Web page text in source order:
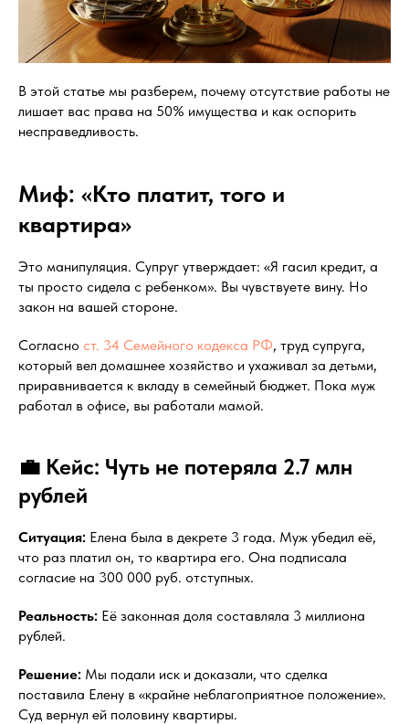
В этой статье мы разберем, почему отсутствие работы не
лишает вас права на 50% имущества и как оспорить
несправедливость.
Миф: «Кто платит, того и
квартира»
Это манипуляция. Супруг утверждает: «Я гасил кредит, а
ты просто сидела с ребенком». Вы чувствуете вину. Но
закон на вашей стороне.
Согласно ст. 34 Семейного кодекса РФ, труд супруга,
который вел домашнее хозяйство и ухаживал за детьми,
приравнивается к вкладу в семейный бюджет. Пока муж
работал в офисе, вы работали мамой.
💼 Кейс: Чуть не потеряла 2.7 млн
рублей
Ситуация: Елена была в декрете 3 года. Муж убедил её,
что раз платил он, то квартира его. Она подписала
согласие на 300 000 руб. отступных.
Реальность: Её законная доля составляла 3 миллиона
рублей.
Решение: Мы подали иск и доказали, что сделка
поставила Елену в «крайне неблагоприятное положение».
Суд вернул ей половину квартиры.